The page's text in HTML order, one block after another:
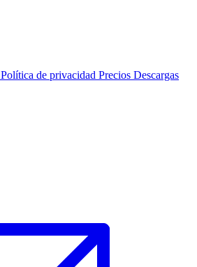
Política de privacidad Precios Descargas